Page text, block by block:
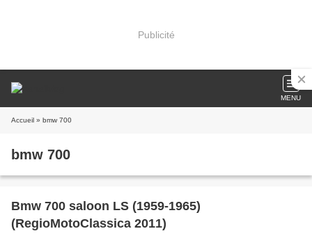
Publicité
MENU
Accueil » bmw 700
bmw 700
Bmw 700 saloon LS (1959-1965)
(RegioMotoClassica 2011)